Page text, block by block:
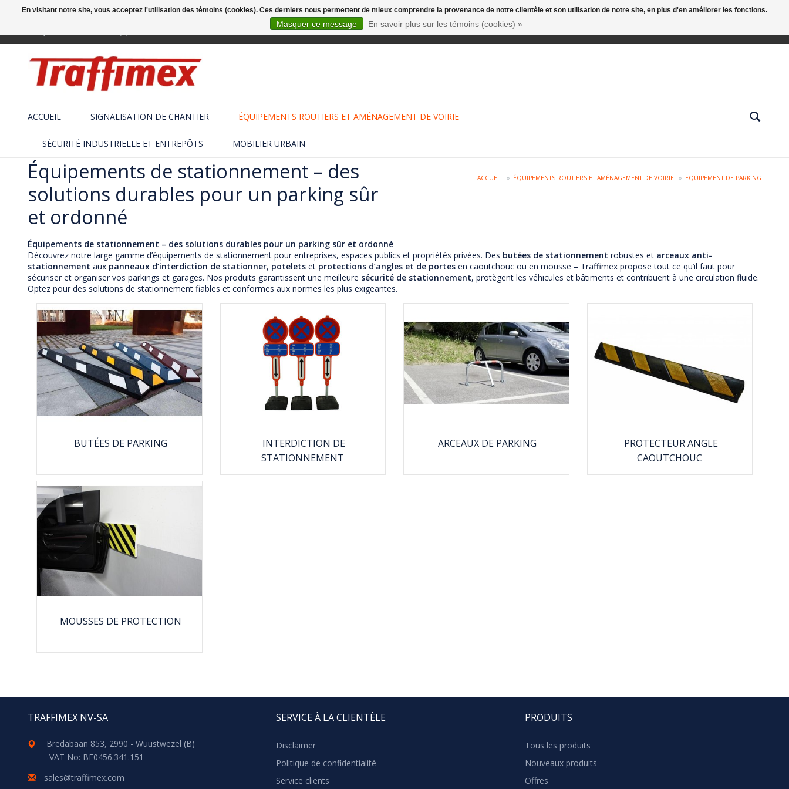
ACCUEIL SIGNALISATION DE CHANTIER ÉQUIPEMENTS ROUTIERS ET AMÉNAGEMENT DE VOIRIE
SÉCURITÉ INDUSTRIELLE ET ENTREPÔTS MOBILIER URBAIN
Équipements de stationnement – des
solutions durables pour un parking sûr
et ordonné
ACCUEIL ÉQUIPEMENTS ROUTIERS ET AMÉNAGEMENT DE VOIRIE EQUIPEMENT DE PARKING
Équipements de stationnement – des solutions durables pour un parking sûr et ordonné
Découvrez notre large gamme d’équipements de stationnement pour entreprises, espaces publics et propriétés privées. Des butées de stationnement robustes et arceaux anti-
stationnement aux panneaux d’interdiction de stationner, potelets et protections d’angles et de portes en caoutchouc ou en mousse – Traffimex propose tout ce qu’il faut pour
sécuriser et organiser vos parkings et garages. Nos produits garantissent une meilleure sécurité de stationnement, protègent les véhicules et bâtiments et contribuent à une circulation fluide.
Optez pour des solutions de stationnement fiables et conformes aux normes les plus exigeantes.
BUTÉES DE PARKING
INTERDICTION DE
STATIONNEMENT
ARCEAUX DE PARKING
PROTECTEUR ANGLE
CAOUTCHOUC
MOUSSES DE PROTECTION
TRAFFIMEX NV-SA
Bredabaan 853, 2990 - Wuustwezel (B)
- VAT No: BE0456.341.151
sales@traffimex.com
SERVICE À LA CLIENTÈLE
Disclaimer
Politique de confidentialité
Service clients
PRODUITS
Tous les produits
Nouveaux produits
Offres
En visitant notre site, vous acceptez l'utilisation des témoins (cookies). Ces derniers nous permettent de mieux comprendre la provenance de notre clientèle et son utilisation de notre site, en plus d'en améliorer les fonctions.
Masquer ce message En savoir plus sur les témoins (cookies) »